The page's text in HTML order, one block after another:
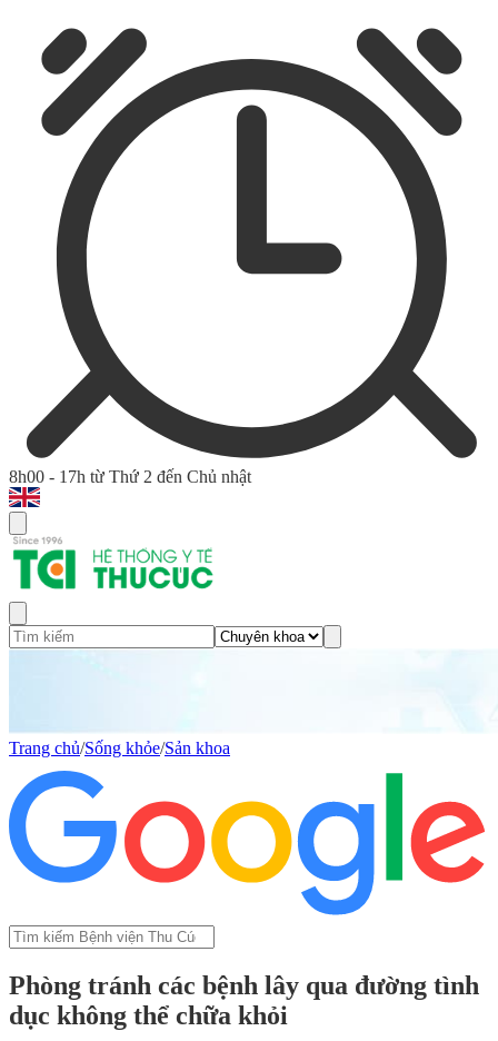
8h00 - 17h từ Thứ 2 đến Chủ nhật
Trang chủ/Sống khỏe/Sản khoa
Phòng tránh các bệnh lây qua đường tình
dục không thể chữa khỏi